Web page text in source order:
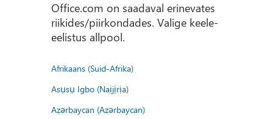
Office.com on saadaval erinevates
riikides/piirkondades. Valige keele-
eelistus allpool.
Afrikaans (Suid-Afrika)
Asụsụ Igbo (Naịjịrịa)
Azərbaycan (Azərbaycan)